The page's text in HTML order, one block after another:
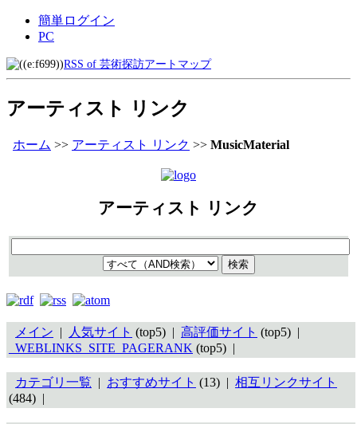
簡単ログイン
PC
RSS of 芸術探訪アートマップ
アーティスト リンク
ホーム >> アーティスト リンク >> MusicMaterial
アーティスト リンク
メイン | 人気サイト (top5) | 高評価サイト (top5) |
_WEBLINKS_SITE_PAGERANK (top5) |
カテゴリ一覧 | おすすめサイト (13) | 相互リンクサイト
(484) |